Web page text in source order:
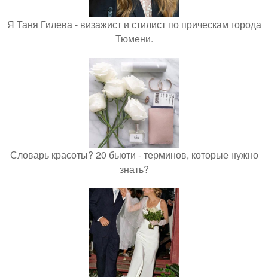
Я Таня Гилева - визажист и стилист по прическам города
Тюмени.
Словарь красоты? 20 бьюти - терминов, которые нужно
знать?